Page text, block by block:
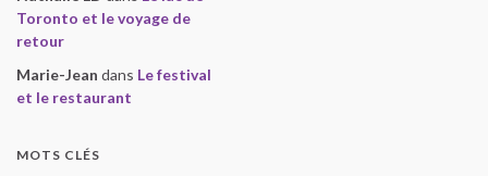
Toronto et le voyage de
retour
Marie-Jean dans Le festival
et le restaurant
MOTS CLÉS